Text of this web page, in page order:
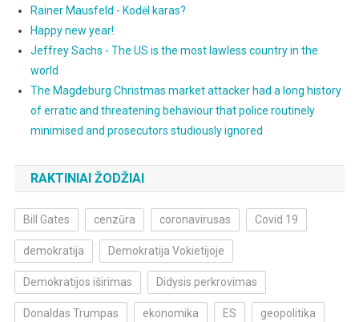
Rainer Mausfeld - Kodėl karas?
Happy new year!
Jeffrey Sachs - The US is the most lawless country in the
world
The Magdeburg Christmas market attacker had a long history
of erratic and threatening behaviour that police routinely
minimised and prosecutors studiously ignored
RAKTINIAI ŽODŽIAI
Bill Gates cenzūra coronavirusas Covid 19
demokratija Demokratija Vokietijoje
Demokratijos iširimas Didysis perkrovimas
Donaldas Trumpas ekonomika ES geopolitika